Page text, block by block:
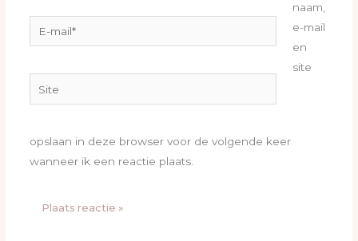
mail*
Site
naam,
e-mail
en
site
opslaan in deze browser voor de volgende keer
wanneer ik een reactie plaats.